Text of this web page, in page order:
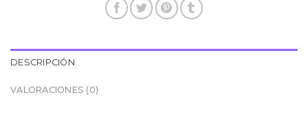
DESCRIPCIÓN
VALORACIONES (0)